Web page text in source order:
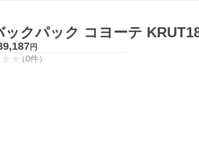
ックパック コヨーテ
円
（0件）